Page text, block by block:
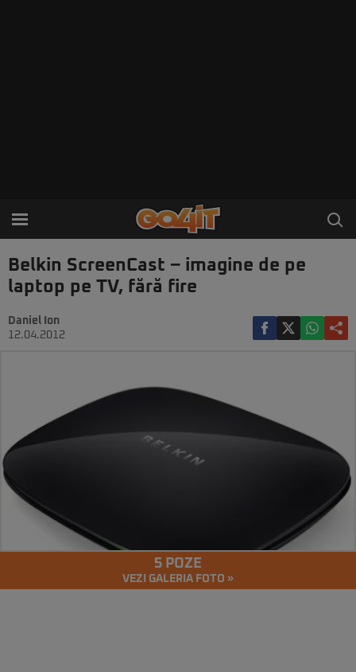
Belkin ScreenCast – imagine de pe
laptop pe TV, fără fire
Daniel Ion
12.04.2012
5 POZE
VEZI GALERIA FOTO »